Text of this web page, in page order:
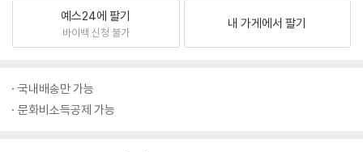
예스24에 팔기
바이백 신청 불가
내 가게에서 팔기
국내배송만 가능
문화비소득공제 가능